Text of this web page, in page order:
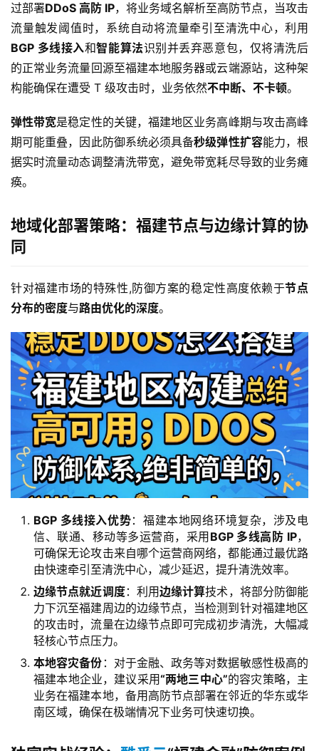
过部署DDoS 高防 IP，将业务域名解析至高防节点，当攻击
流量触发阈值时，系统自动将流量牵引至清洗中心，利用
BGP 多线接入和智能算法识别并丢弃恶意包，仅将清洗后
的正常业务流量回源至福建本地服务器或云端源站，这种架
构能确保在遭受 T 级攻击时，业务依然不中断、不卡顿。
弹性带宽是稳定性的关键，福建地区业务高峰期与攻击高峰
期可能重叠，因此防御系统必须具备秒级弹性扩容能力，根
据实时流量动态调整清洗带宽，避免带宽耗尽导致的业务瘫
痪。
地域化部署策略：福建节点与边缘计算的协
同
针对福建市场的特殊性,防御方案的稳定性高度依赖于节点
分布的密度与路由优化的深度。
BGP 多线接入优势：福建本地网络环境复杂，涉及电
信、联通、移动等多运营商，采用 BGP 多线高防 IP，
可确保无论攻击来自哪个运营商网络，都能通过最优路
由快速牵引至清洗中心，减少延迟，提升清洗效率。
边缘节点就近调度：利用边缘计算技术，将部分防御能
力下沉至福建周边的边缘节点，当检测到针对福建地区
的攻击时，流量在边缘节点即可完成初步清洗，大幅减
轻核心节点压力。
本地容灾备份 ：对于金融、政务等对数据敏感性极高的
福建本地企业，建议采用“两地三中心”的容灾策略，主
业务在福建本地，备用高防节点部署在邻近的华东或华
南区域，确保在极端情况下业务可快速切换。